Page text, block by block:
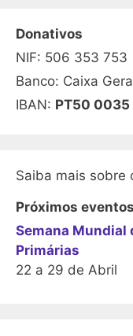
Donativos
NIF: 506 353 753
Banco: Caixa
IBAN: PT50
Saiba mais sobre
Próximos eventos
Semana
Primárias
22 a 29 de Abril